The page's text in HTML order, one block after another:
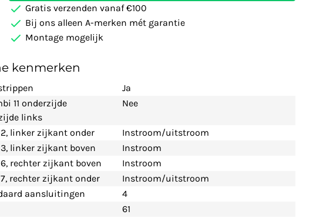
Gratis verzenden vanaf €100
Bij ons alleen A-merken mét garantie
Montage mogelijk
kenmerken
Ja
11 onderzijde
links
Nee
linker zijkant onder
Instroom/uitstroom
linker zijkant boven
Instroom
rechter zijkant boven
Instroom
rechter zijkant onder
Instroom/uitstroom
aansluitingen
4
61